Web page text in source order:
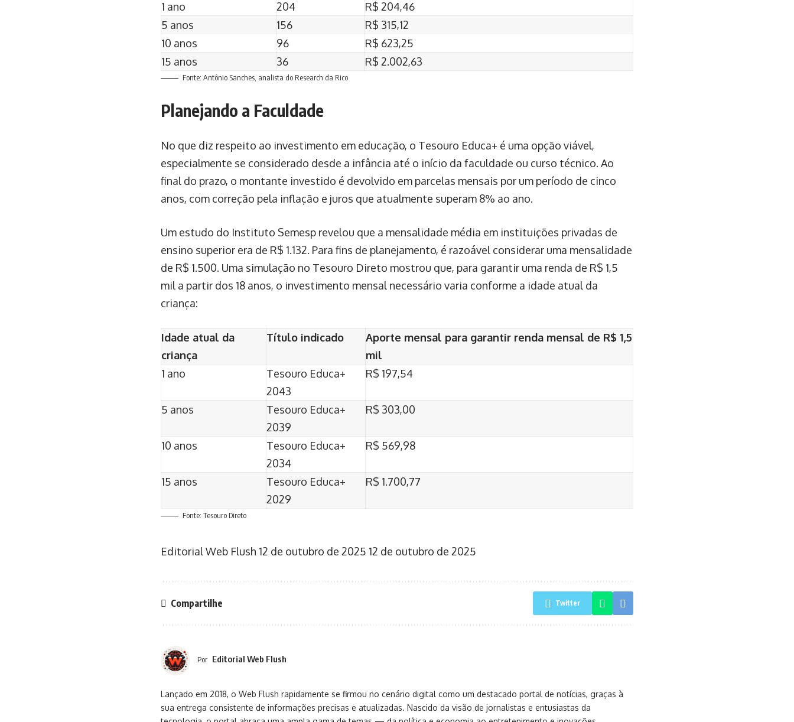
1 ano
204
R$ 204,46
5 anos
156
R$ 315,12
10 anos
96
R$ 623,25
15 anos
36 R$ 2.002,63
Fonte: Antônio Sanches, analista do Research da Rico
Planejando a Faculdade
No que diz respeito ao investimento em educação, o Tesouro Educa+ é uma opção viável,
especialmente se considerado desde a infância até o início da faculdade ou curso técnico. Ao
final do prazo, o montante investido é devolvido em parcelas mensais por um período de cinco
anos, com correção pela inflação e juros que atualmente superam 8% ao ano.
Um estudo do Instituto Semesp revelou que a mensalidade média em instituições privadas de
ensino superior era de R$ 1.132. Para fins de planejamento, é razoável considerar uma mensalidade
de R$ 1.500. Uma simulação no Tesouro Direto mostrou que, para garantir uma renda de R$ 1,5
mil a partir dos 18 anos, o investimento mensal necessário varia conforme a idade atual da
criança:
Idade atual da
criança
Título indicado
Aporte mensal para garantir renda mensal de R$ 1,5
mil
1 ano
Tesouro Educa+
2043
R$ 197,54
5 anos
Tesouro Educa+
2039
R$ 303,00
10 anos
Tesouro Educa+
2034
R$ 569,98
15 anos
Tesouro Educa+
2029
R$ 1.700,77
Fonte: Tesouro Direto
Editorial Web Flush 12 de outubro de 2025 12 de outubro de 2025
Compartilhe Twitter
Por Editorial Web Flush
Lançado em 2018, o Web Flush rapidamente se firmou no cenário digital como um destacado portal de notícias, graças à
sua entrega consistente de informações precisas e atualizadas. Nascido da visão de jornalistas e entusiastas da